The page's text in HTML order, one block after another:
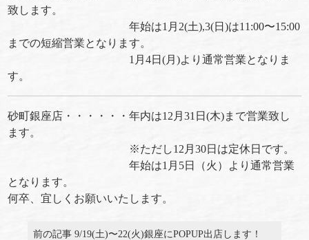
致します。
年始は1月2(土),3(日)は11:00〜15:00
までの短縮営業となります。
1月4日(月)より通常営業となりま
す。
砂町銀座店・・・・・・年内は12月31日(木)まで営業致し
ます。
※ただし12月30日は定休日です。
年始は1月5日（火）より通常営業
となります。
何卒、宜しくお願いいたします。
前の記事 9/19(土)〜22(火)銀座にPOPUP出店します！